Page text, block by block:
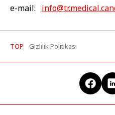
e-mail:
TOP Gizlilik Politikası